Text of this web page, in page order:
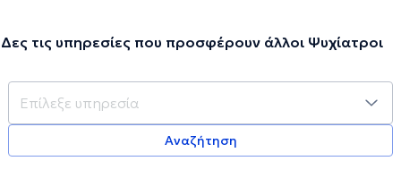
Δες τις υπηρεσίες που προσφέρουν άλλοι Ψυχίατροι
Αναζήτηση